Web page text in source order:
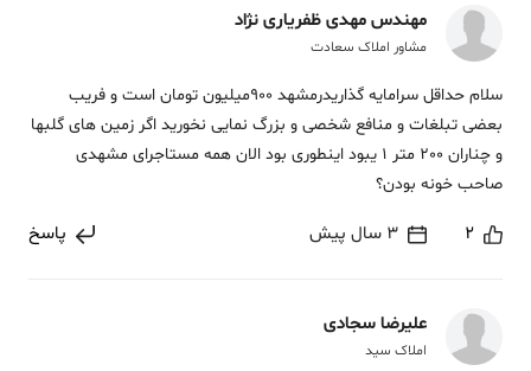
مهندس مهدی ظفریاری نژاد
مشاور املاک سعادت
سلام حداقل سرامایه گذاریدرمشهد 900میلیون تومان است و فریب
بعضی تبلغات و منافع شخصی و بزرگ نمایی نخورید اگر زمین های گلبها
و چناران 200 متر 1 یبود اینطوری بود الان همه مستاجرای مشهدی
صاحب خونه بودن؟
2 3 سال پیش پاسخ
علیرضا سجادی
املاک سید